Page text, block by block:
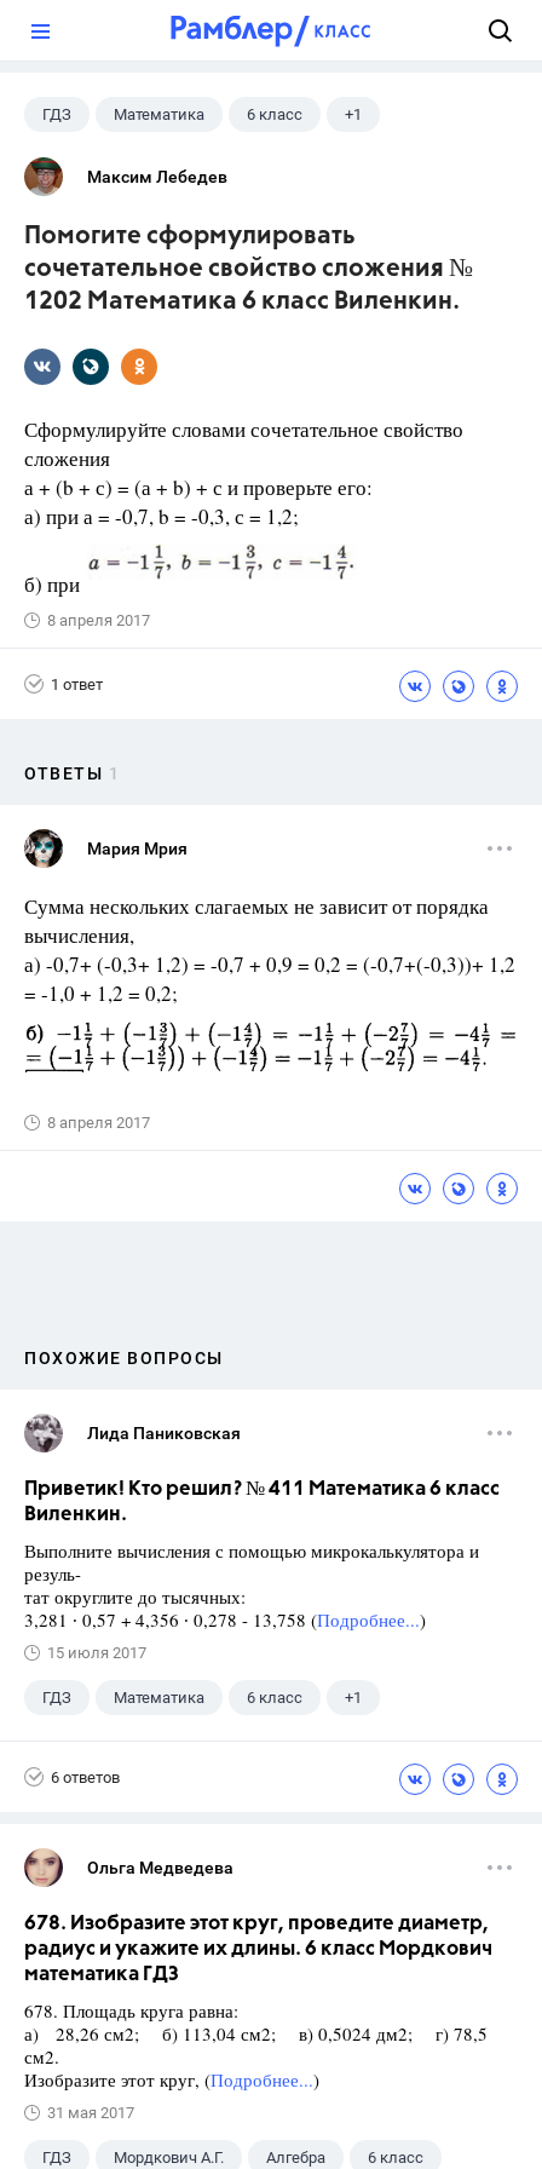
ГДЗ Математика 6 класс +1
Виленкин Н.Я.
Максим Лебедев
Помогите сформулировать
сочетательное свойство сложения №
1202 Математика 6 класс Виленкин.
Сформулируйте словами сочетательное свойство
сложения
а + (b + с) = (а + b) + с и проверьте его:
а) при а = -0,7, b = -0,3, с = 1,2;
б) при
8 апреля 2017
1 ответ
ОТВЕТЫ 1
Мария Мрия
Сумма нескольких слагаемых не зависит от порядка
вычисления,
а) -0,7+ (-0,3+ 1,2) = -0,7 + 0,9 = 0,2 = (-0,7+(-0,3))+ 1,2
= -1,0 + 1,2 = 0,2;
8 апреля 2017
ПОХОЖИЕ ВОПРОСЫ
Лида Паниковская
Приветик! Кто решил? № 411 Математика 6 класс
Виленкин.
Выполните вычисления с помощью микрокалькулятора и
резуль-
тат округлите до тысячных:
3,281 ∙ 0,57 + 4,356 ∙ 0,278 - 13,758 (Подробнее...)
15 июля 2017
ГДЗ Математика 6 класс +1
6 ответов
Ольга Медведева
678. Изобразите этот круг, проведите диаметр,
радиус и укажите их длины. 6 класс Мордкович
математика ГДЗ
678. Площадь круга равна:
а) 28,26 см2; б) 113,04 см2; в) 0,5024 дм2; г) 78,5
см2.
Изобразите этот круг, (Подробнее...)
31 мая 2017
ГДЗ Мордкович А.Г. Алгебра 6 класс